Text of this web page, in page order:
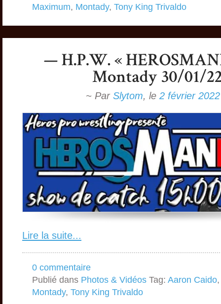
Maximum, Montady, Tony King Trivaldo
~ Par Slytom, le 2 février 2022
Lire la suite...
0 commentaire
Publié dans Photos & Vidéos Tag: Aaron Caido
Montady, Tony King Trivaldo